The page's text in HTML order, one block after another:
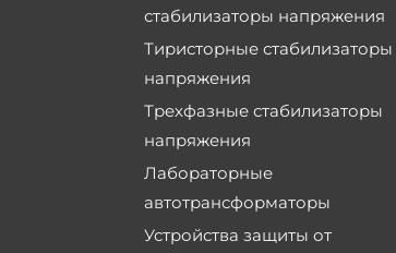
стабилизаторы напряжения
Тиристорные стабилизаторы
напряжения
Трехфазные стабилизаторы
напряжения
Лабораторные
автотрансформаторы
Устройства защиты от